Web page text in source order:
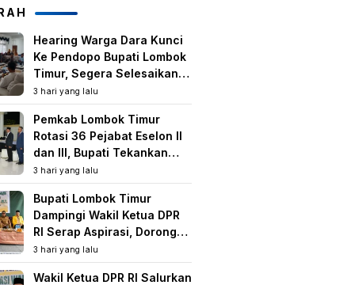
Hearing Warga Dara Kunci
Ke Pendopo Bupati Lombok
Timur, Segera Selesaikan
Konflik Agraria Eks HGU
Tanjung Kenanga
3 hari yang lalu
Pemkab Lombok Timur
Rotasi 36 Pejabat Eselon II
dan III, Bupati Tekankan
Peningkatan Kinerja dan
Pelayanan Publik
3 hari yang lalu
Bupati Lombok Timur
Dampingi Wakil Ketua DPR
RI Serap Aspirasi, Dorong
Program Strategis untuk
Kesejahteraan Masyarakat
3 hari yang lalu
Wakil Ketua DPR RI Salurkan